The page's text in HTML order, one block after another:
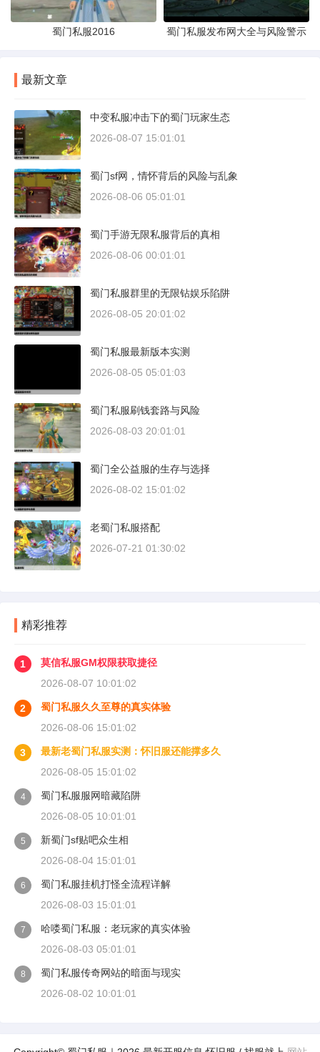
蜀门私服2016 蜀门私服发布网大全与风险警示
最新文章
中变私服冲击下的蜀门玩家生态
2026-08-07 15:01:01
蜀门sf网，情怀背后的风险与乱象
2026-08-06 05:01:01
蜀门手游无限私服背后的真相
2026-08-06 00:01:01
蜀门私服群里的无限钻娱乐陷阱
2026-08-05 20:01:02
蜀门私服最新版本实测
2026-08-05 05:01:03
蜀门私服刷钱套路与风险
2026-08-03 20:01:01
蜀门全公益服的生存与选择
2026-08-02 15:01:02
老蜀门私服搭配
2026-07-21 01:30:02
精彩推荐
1
莫信私服GM权限获取捷径
2026-08-07 10:01:02
2
蜀门私服久久至尊的真实体验
2026-08-06 15:01:02
3
最新老蜀门私服实测：怀旧服还能撑多久
2026-08-05 15:01:02
4
蜀门私服服网暗藏陷阱
2026-08-05 10:01:01
5
新蜀门sf贴吧众生相
2026-08-04 15:01:01
6
蜀门私服挂机打怪全流程详解
2026-08-03 15:01:01
7
哈喽蜀门私服：老玩家的真实体验
2026-08-03 05:01:01
8
蜀门私服传奇网站的暗面与现实
2026-08-02 10:01:01